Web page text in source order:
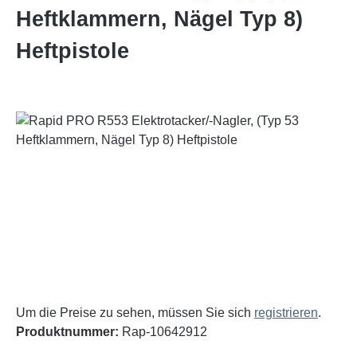
Heftklammern, Nägel Typ 8)
Heftpistole
Bildergalerie überspringen
Um die Preise zu sehen, müssen Sie sich registrieren.
Produktnummer: Rap-10642912